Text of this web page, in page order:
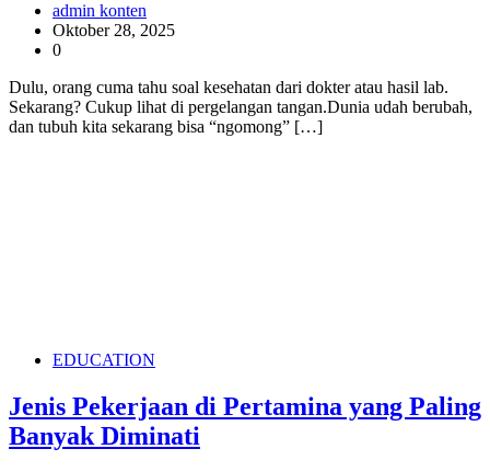
admin konten
Oktober 28, 2025
0
Dulu, orang cuma tahu soal kesehatan dari dokter atau hasil lab.
Sekarang? Cukup lihat di pergelangan tangan.Dunia udah berubah,
dan tubuh kita sekarang bisa “ngomong” […]
EDUCATION
Jenis Pekerjaan di Pertamina yang Paling
Banyak Diminati